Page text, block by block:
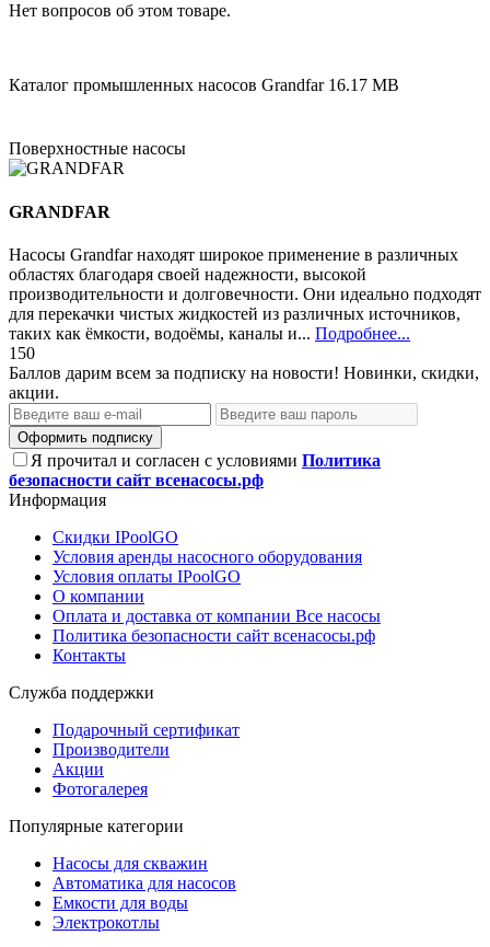
Нет вопросов об этом товаре.
Каталог промышленных насосов Grandfar 16.17 MB
Поверхностные насосы
GRANDFAR
Насосы Grandfar находят широкое применение в различных
областях благодаря своей надежности, высокой
производительности и долговечности. Они идеально подходят
для перекачки чистых жидкостей из различных источников,
таких как ёмкости, водоёмы, каналы и... Подробнее...
150
Баллов дарим всем за подписку на новости! Новинки, скидки,
акции.
Оформить подписку
Я прочитал и согласен с условиями Политика
безопасности сайт всенасосы.рф
Информация
Скидки IPoolGO
Условия аренды насосного оборудования
Условия оплаты IPoolGO
О компании
Оплата и доставка от компании Все насосы
Политика безопасности сайт всенасосы.рф
Контакты
Служба поддержки
Подарочный сертификат
Производители
Акции
Фотогалерея
Популярные категории
Насосы для скважин
Автоматика для насосов
Емкости для воды
Электрокотлы